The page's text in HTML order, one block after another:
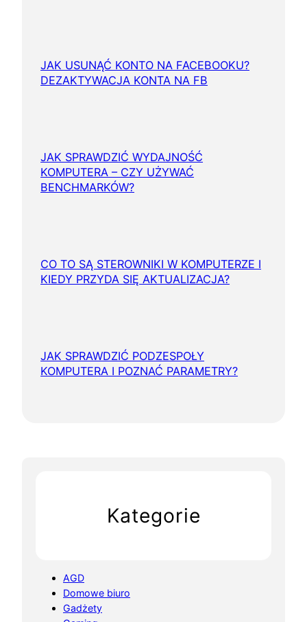
JAK USUNĄĆ KONTO NA FACEBOOKU?
DEZAKTYWACJA KONTA NA FB
JAK SPRAWDZIĆ WYDAJNOŚĆ
KOMPUTERA – CZY UŻYWAĆ
BENCHMARKÓW?
CO TO SĄ STEROWNIKI W KOMPUTERZE I
KIEDY PRZYDA SIĘ AKTUALIZACJA?
JAK SPRAWDZIĆ PODZESPOŁY
KOMPUTERA I POZNAĆ PARAMETRY?
Kategorie
AGD
Domowe biuro
Gadżety